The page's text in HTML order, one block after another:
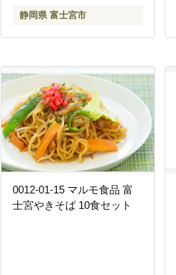
静岡県 富士宮市
0012-01-15 マルモ食品 富
士宮やきそば 10食セット